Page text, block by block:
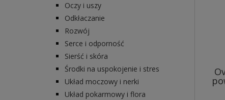
Oczy i uszy
Odkłaczanie
Rozwój
Serce i odporność
Sierść i skóra
Środki na uspokojenie i stres
Układ moczowy i nerki
Układ pokarmowy i flora